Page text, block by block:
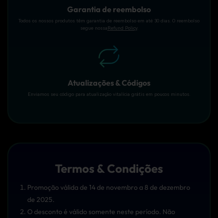
Garantia de reembolso
Todos os nossos produtos têm garantia de reembolso em até 30 dias. O reembolso
segue nossaRefund Policy.
Atualizações & Códigos
Enviamos seu código para atualização vitalícia grátis em poucos minutos.
Termos & Condições
Promoção válida de 14 de novembro a 8 de dezembro
de 2025.
O desconto é válido somente neste período. Não